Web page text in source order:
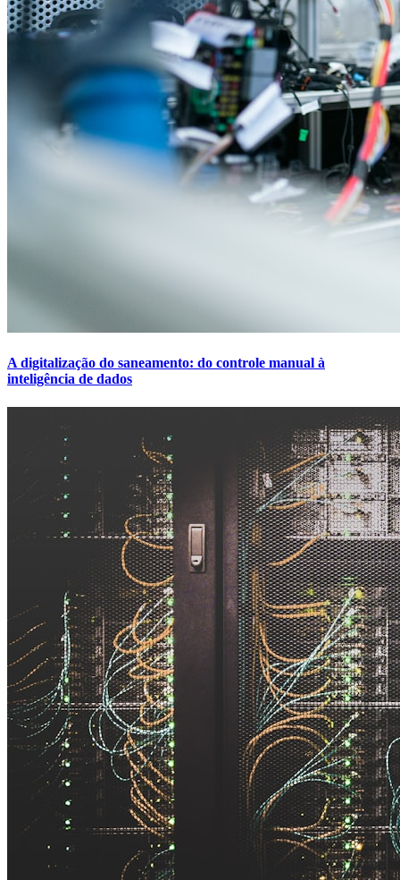
A digitalização do saneamento: do controle manual à
inteligência de dados